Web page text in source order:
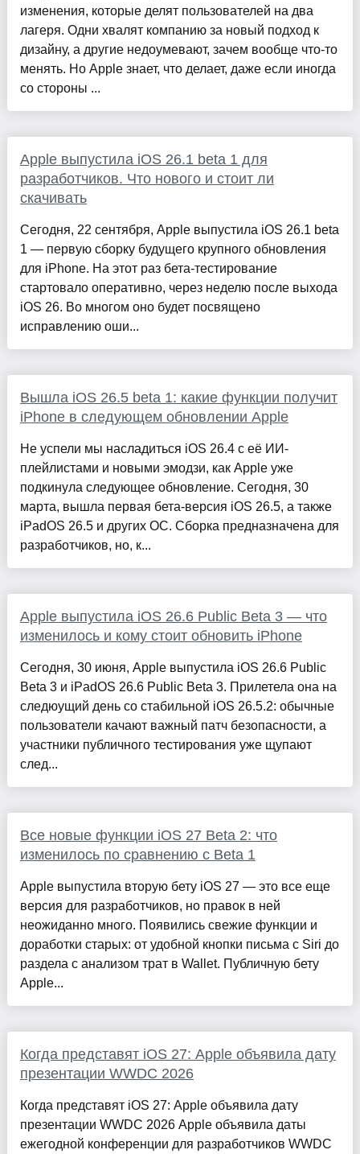
изменения, которые делят пользователей на два
лагеря. Одни хвалят компанию за новый подход к
дизайну, а другие недоумевают, зачем вообще что-то
менять. Но Apple знает, что делает, даже если иногда
со стороны ...
Apple выпустила iOS 26.1 beta 1 для
разработчиков. Что нового и стоит ли
скачивать
Сегодня, 22 сентября, Apple выпустила iOS 26.1 beta
1 — первую сборку будущего крупного обновления
для iPhone. На этот раз бета-тестирование
стартовало оперативно, через неделю после выхода
iOS 26. Во многом оно будет посвящено
исправлению оши...
Вышла iOS 26.5 beta 1: какие функции получит
iPhone в следующем обновлении Apple
Не успели мы насладиться iOS 26.4 с её ИИ-
плейлистами и новыми эмодзи, как Apple уже
подкинула следующее обновление. Сегодня, 30
марта, вышла первая бета-версия iOS 26.5, а также
iPadOS 26.5 и других ОС. Сборка предназначена для
разработчиков, но, к...
Apple выпустила iOS 26.6 Public Beta 3 — что
изменилось и кому стоит обновить iPhone
Сегодня, 30 июня, Apple выпустила iOS 26.6 Public
Beta 3 и iPadOS 26.6 Public Beta 3. Прилетела она на
следюущий день со стабильной iOS 26.5.2: обычные
пользователи качают важный патч безопасности, а
участники публичного тестирования уже щупают
след...
Все новые функции iOS 27 Beta 2: что
изменилось по сравнению с Beta 1
Apple выпустила вторую бету iOS 27 — это все еще
версия для разработчиков, но правок в ней
неожиданно много. Появились свежие функции и
доработки старых: от удобной кнопки письма с Siri до
раздела с анализом трат в Wallet. Публичную бету
Apple...
Когда представят iOS 27: Apple объявила дату
презентации WWDC 2026
Когда представят iOS 27: Apple объявила дату
презентации WWDC 2026 Apple объявила даты
ежегодной конференции для разработчиков WWDC